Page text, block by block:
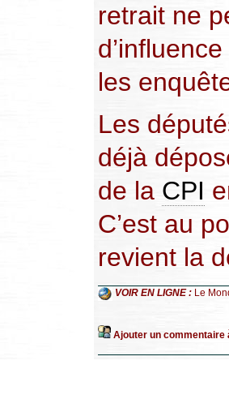
retrait ne
les
Les
déjà
de la CPI
C’est au
revient la
VOIR EN LIGNE : Le
Ajouter un commentaire